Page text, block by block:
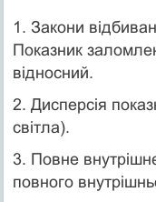
1. Закони
Показник
відносний.
2. Дисперсія
світла).
3. Повне
повного